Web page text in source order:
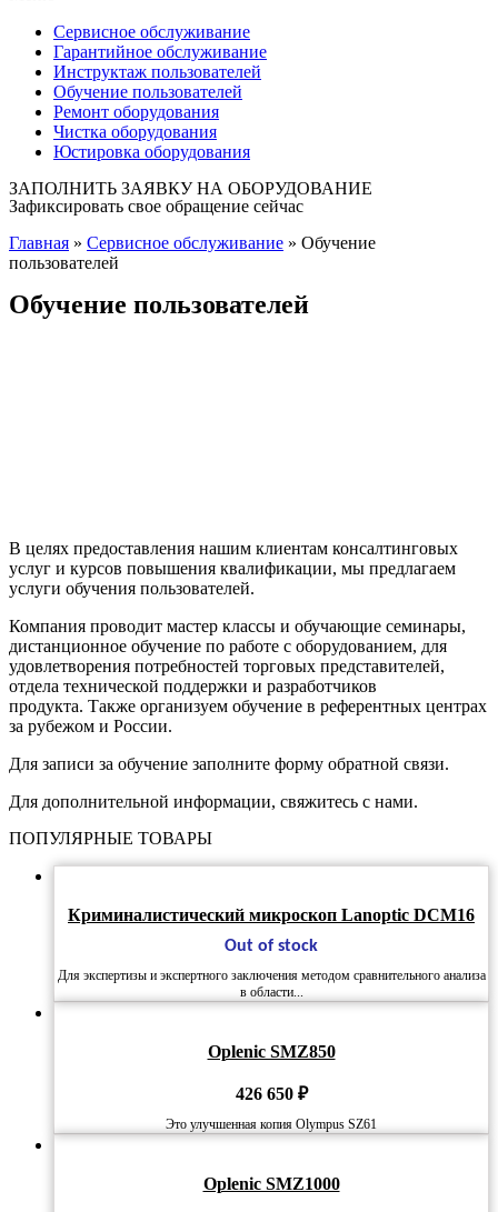
Сервисное обслуживание
Гарантийное обслуживание
Инструктаж пользователей
Обучение пользователей
Ремонт оборудования
Чистка оборудования
Юстировка оборудования
ЗАПОЛНИТЬ ЗАЯВКУ НА ОБОРУДОВАНИЕ
Зафиксировать свое обращение сейчас
Главная » Сервисное обслуживание » Обучение
пользователей
Обучение пользователей
В целях предоставления нашим клиентам консалтинговых
услуг и курсов повышения квалификации, мы предлагаем
услуги обучения пользователей.
Компания проводит мастер классы и обучающие семинары,
дистанционное обучение по работе с оборудованием, для
удовлетворения потребностей торговых представителей,
отдела технической поддержки и разработчиков
продукта. Также организуем обучение в референтных центрах
за рубежом и России.
Для записи за обучение заполните форму обратной связи.
Для дополнительной информации, свяжитесь с нами.
ПОПУЛЯРНЫЕ ТОВАРЫ
Криминалистический микроскоп Lanoptic DCM16
Out of stock
Для экспертизы и экспертного заключения методом сравнительного анализа
в области...
Oplenic SMZ850
426 650 ₽
Это улучшенная копия Olympus SZ61
Oplenic SMZ1000